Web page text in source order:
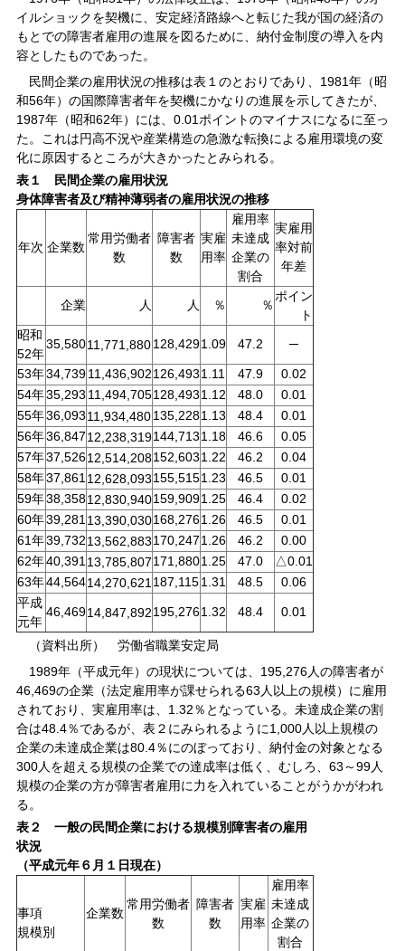
イルショックを契機に、安定経済路線へと転じた我が国の経済の
もとでの障害者雇用の進展を図るために、納付金制度の導入を内
容としたものであった。
民間企業の雇用状況の推移は表１のとおりであり、1981年（昭
和56年）の国際障害者年を契機にかなりの進展を示してきたが、
1987年（昭和62年）には、0.01ポイントのマイナスになるに至っ
た。これは円高不況や産業構造の急激な転換による雇用環境の変
化に原因するところが大きかったとみられる。
表１ 民間企業の雇用状況
身体障害者及び精神薄弱者の雇用状況の推移
年次 企業数
常用労働者
数
障害者
数
実雇
用率
雇用率
未達成
企業の
割合
実雇用
率対前
年差
企業 人 人 ％ ％
ポイン
ト
昭和
52年
35,58011,771,880128,4291.09 47.2 ─
53年34,73911,436,902126,4931.11 47.9
0.02
54年35,293 11,494,705128,4931.12 48.0
0.01
55年36,09311,934,480135,2281.13 48.4
0.01
56年36,84712,238,319144,7131.18 46.6
0.05
57年37,52612,514,208152,6031.22 46.2
0.04
58年37,861 12,628,093155,5151.23 46.5
0.01
59年38,35812,830,940159,9091.25 46.4
0.02
60年39,281 13,390,030168,2761.26 46.5
0.01
61年39,73213,562,883170,2471.26 46.2
0.00
62年40,391 13,785,807171,8801.25 47.0
△0.01
63年44,56414,270,621 187,1151.31 48.5
0.06
平成
元年
46,46914,847,892195,2761.32 48.4 0.01
（資料出所） 労働省職業安定局
1989年（平成元年）の現状については、195,276人の障害者が
46,469の企業（法定雇用率が課せられる63人以上の規模）に雇用
されており、実雇用率は、1.32％となっている。未達成企業の割
合は48.4％であるが、表２にみられるように1,000人以上規模の
企業の未達成企業は80.4％にのぼっており、納付金の対象となる
300人を超える規模の企業での達成率は低く、むしろ、63～99人
規模の企業の方が障害者雇用に力を入れていることがうかがわれ
る。
表２ 一般の民間企業における規模別障害者の雇用
状況
（平成元年６月１日現在）
事項
規模別
企業数
常用労働者
数
障害者
数
実雇
用率
雇用率
未達成
企業の
割合